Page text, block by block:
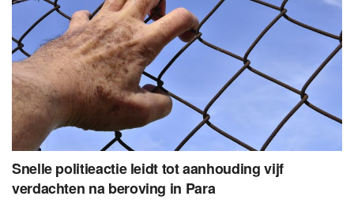
Snelle politieactie leidt tot aanhouding vijf
verdachten na beroving in Para